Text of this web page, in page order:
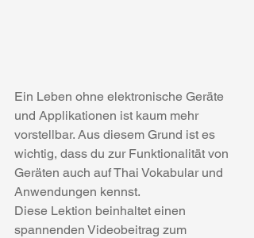
Ein Leben ohne elektronische Geräte
und Applikationen ist kaum mehr
vorstellbar. Aus diesem Grund ist es
wichtig, dass du zur Funktionalität von
Geräten auch auf Thai Vokabular und
Anwendungen kennst.
Diese Lektion beinhaltet einen
spannenden Videobeitrag zum